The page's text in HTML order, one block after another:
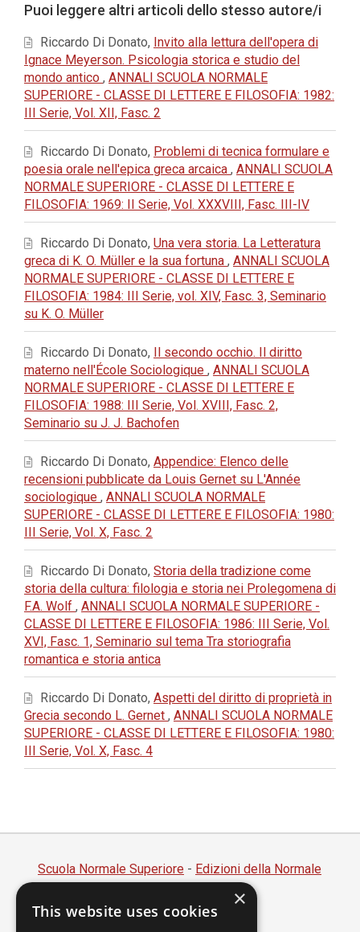
dell'articolo
Puoi leggere altri articoli dello stesso autore/i
Riccardo Di Donato, Invito alla lettura dell'opera di
Ignace Meyerson. Psicologia storica e studio del
mondo antico , ANNALI SCUOLA NORMALE
SUPERIORE - CLASSE DI LETTERE E FILOSOFIA: 1982:
III Serie, Vol. XII, Fasc. 2
Riccardo Di Donato, Problemi di tecnica formulare e
poesia orale nell'epica greca arcaica , ANNALI SCUOLA
NORMALE SUPERIORE - CLASSE DI LETTERE E
FILOSOFIA: 1969: II Serie, Vol. XXXVIII, Fasc. III-IV
Riccardo Di Donato, Una vera storia. La Letteratura
greca di K. O. Müller e la sua fortuna , ANNALI SCUOLA
NORMALE SUPERIORE - CLASSE DI LETTERE E
FILOSOFIA: 1984: III Serie, vol. XIV, Fasc. 3, Seminario
su K. O. Müller
Riccardo Di Donato, Il secondo occhio. Il diritto
materno nell'École Sociologique , ANNALI SCUOLA
NORMALE SUPERIORE - CLASSE DI LETTERE E
FILOSOFIA: 1988: III Serie, Vol. XVIII, Fasc. 2,
Seminario su J. J. Bachofen
Riccardo Di Donato, Appendice: Elenco delle
recensioni pubblicate da Louis Gernet su L'Année
sociologique , ANNALI SCUOLA NORMALE
SUPERIORE - CLASSE DI LETTERE E FILOSOFIA: 1980:
III Serie, Vol. X, Fasc. 2
Riccardo Di Donato, Storia della tradizione come
storia della cultura: filologia e storia nei Prolegomena di
F.A. Wolf , ANNALI SCUOLA NORMALE SUPERIORE -
CLASSE DI LETTERE E FILOSOFIA: 1986: III Serie, Vol.
XVI, Fasc. 1, Seminario sul tema Tra storiografia
romantica e storia antica
Riccardo Di Donato, Aspetti del diritto di proprietà in
Grecia secondo L. Gernet , ANNALI SCUOLA NORMALE
SUPERIORE - CLASSE DI LETTERE E FILOSOFIA: 1980:
III Serie, Vol. X, Fasc. 4
Scuola Normale Superiore - Edizioni della Normale
Piazza dei Cavalieri, 7 - 56126 Pisa
Codice fiscale 80005050507
×
This website uses cookies